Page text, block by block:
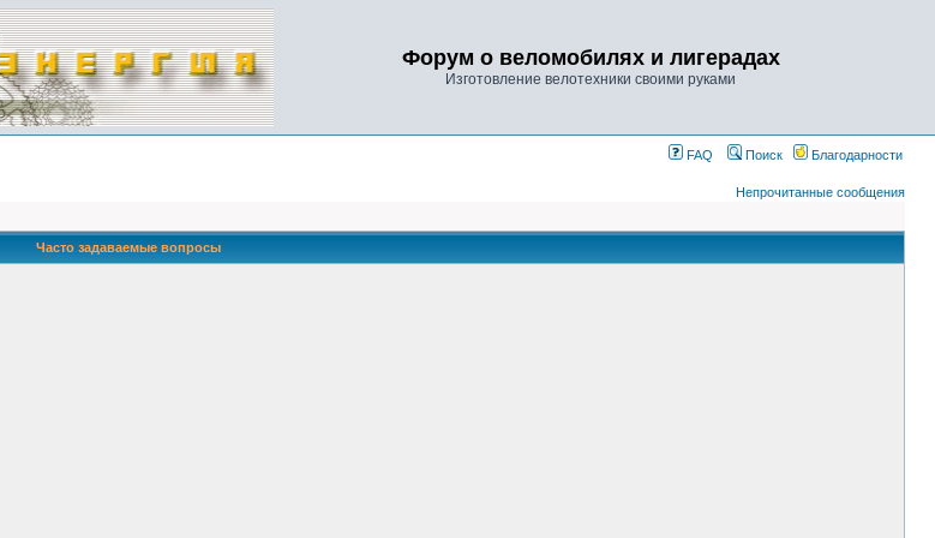
Форум о веломобилях и лигерадах
Изготовление велотехники своими руками
FAQ Поиск Благодарности
Непрочитанные сообщения
Часто задаваемые вопросы